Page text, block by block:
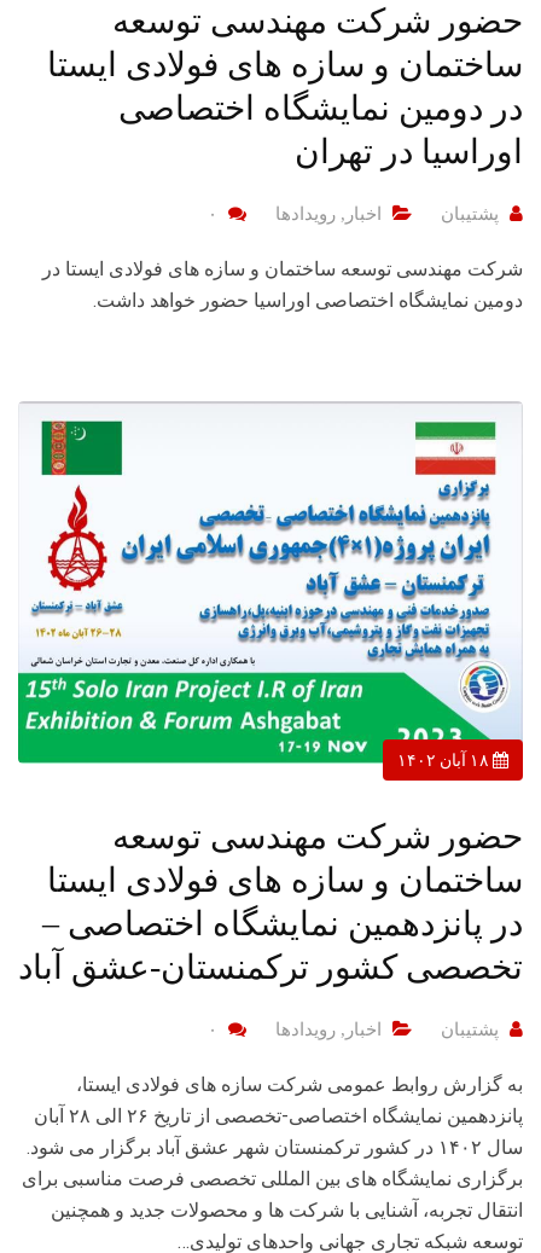
حضور شرکت مهندسی توسعه
ساختمان و سازه های فولادی ایستا
در دومین نمایشگاه اختصاصی
اوراسیا در تهران
پشتیبان اخبار , رویدادها ۰
شرکت مهندسی توسعه ساختمان و سازه های فولادی ایستا در
دومین نمایشگاه اختصاصی اوراسیا حضور خواهد داشت.
حضور شرکت مهندسی توسعه
ساختمان و سازه های فولادی ایستا
در پانزدهمین نمایشگاه اختصاصی –
تخصصی کشور ترکمنستان-عشق آباد
پشتیبان اخبار , رویدادها ۰
به گزارش روابط عمومی شرکت سازه های فولادی ایستا،
پانزدهمین نمایشگاه اختصاصی-تخصصی از تاریخ ۲۶ الی ۲۸ آبان
سال ۱۴۰۲ در کشور ترکمنستان شهر عشق آباد برگزار می شود.
برگزاری نمایشگاه های بین المللی تخصصی فرصت مناسبی برای
انتقال تجربه، آشنایی با شرکت ها و محصولات جدید و همچنین
توسعه شبکه تجاری جهانی واحدهای تولیدی…